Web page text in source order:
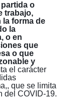
o
trabajo,
la forma de
la
o en
que
o que
y
el carácter
que se limita
del COVID-19.